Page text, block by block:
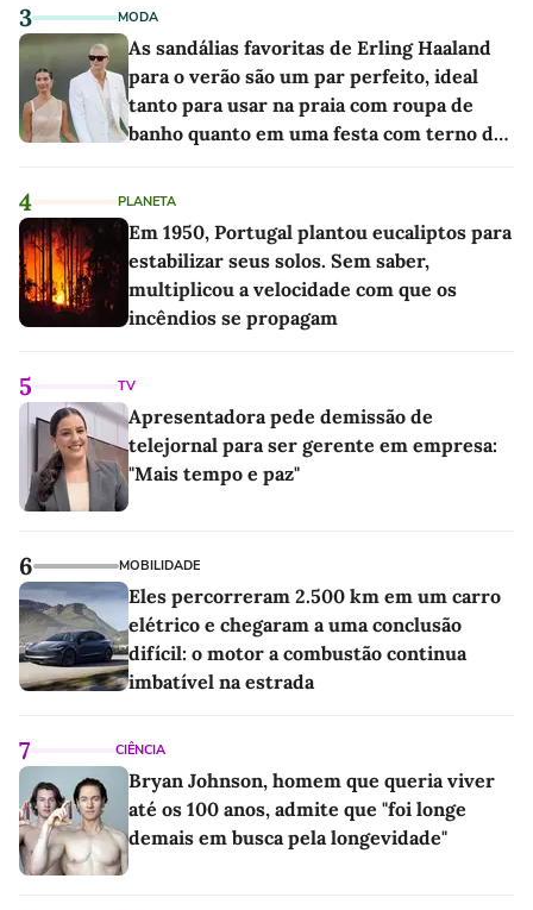
3 MODA
As sandálias favoritas de Erling Haaland
para o verão são um par perfeito, ideal
tanto para usar na praia com roupa de
banho quanto em uma festa com terno de
4 PLANETA
Em 1950, Portugal plantou eucaliptos para
estabilizar seus solos. Sem saber,
multiplicou a velocidade com que os
incêndios se propagam
5 TV
Apresentadora pede demissão de
telejornal para ser gerente em empresa:
"Mais tempo e paz"
6 MOBILIDADE
Eles percorreram 2.500 km em um carro
elétrico e chegaram a uma conclusão
difícil: o motor a combustão continua
imbatível na estrada
7 CIÊNCIA
Bryan Johnson, homem que queria viver
até os 100 anos, admite que "foi longe
demais em busca pela longevidade"